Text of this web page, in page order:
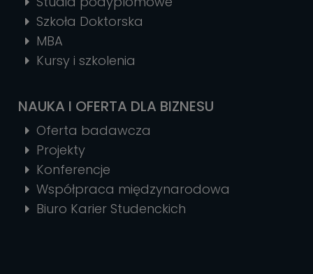
Szkoła Doktorska
MBA
Kursy i szkolenia
NAUKA I OFERTA DLA BIZNESU
Oferta badawcza
Projekty
Konferencje
Współpraca międzynarodowa
Biuro Karier Studenckich